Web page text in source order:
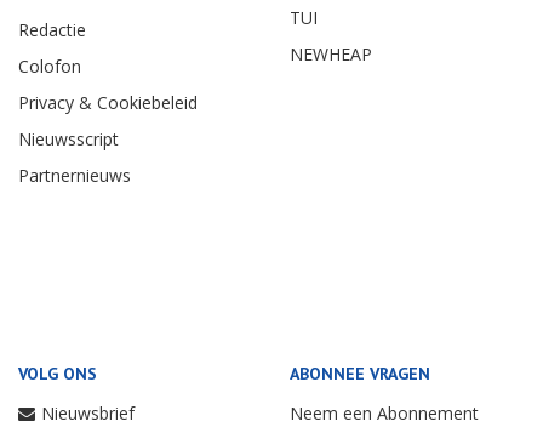
Redactie
Colofon
Privacy & Cookiebeleid
Nieuwsscript
Partnernieuws
TUI
NEWHEAP
VOLG ONS
Nieuwsbrief
ABONNEE VRAGEN
Neem een Abonnement